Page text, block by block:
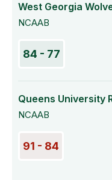
West Georgia
NCAAB
84 - 77
Queens University
NCAAB
91 - 84